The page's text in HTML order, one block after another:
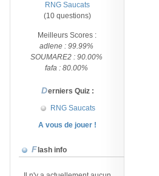
RNG Saucats
(10 questions)
Meilleurs Scores :
adlene : 99.99%
SOUMARE2 : 90.00%
fafa : 80.00%
Derniers Quiz :
RNG Saucats
A vous de jouer !
Flash info
Il n'y a actuellement aucun